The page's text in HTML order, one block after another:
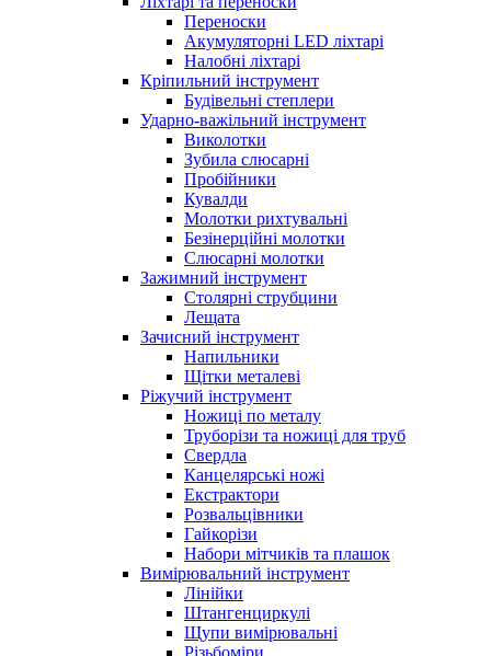
Переноски
Акумуляторні LED ліхтарі
Налобні ліхтарі
Кріпильний інструмент
Будівельні степлери
Ударно-важільний інструмент
Виколотки
Зубила слюсарні
Пробійники
Кувалди
Молотки рихтувальні
Безінерційні молотки
Слюсарні молотки
Зажимний інструмент
Столярні струбцини
Лещата
Зачисний інструмент
Напильники
Щітки металеві
Ріжучий інструмент
Ножиці по металу
Труборізи та ножиці для труб
Свердла
Канцелярські ножі
Екстрактори
Розвальцівники
Гайкорізи
Набори мітчиків та плашок
Вимірювальний інструмент
Лінійки
Штангенциркулі
Щупи вимірювальні
Різьбоміри